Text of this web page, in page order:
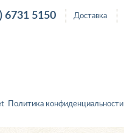
6731 5150 Доставка
Политика конфиденциальности